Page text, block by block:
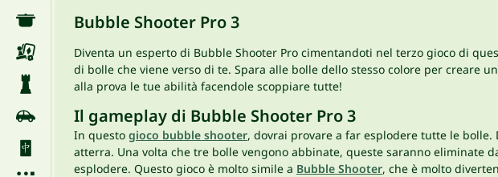
Bubble Shooter Pro 3
Diventa un esperto di Bubble Shooter Pro cimentandoti nel terzo gioco di
di bolle che viene verso di te. Spara alle bolle dello stesso colore per creare
alla prova le tue abilità facendole scoppiare tutte!
Il gameplay di Bubble Shooter Pro 3
In questo gioco bubble shooter, dovrai provare a far esplodere tutte le
atterra. Una volta che tre bolle vengono abbinate, queste saranno eliminate
esplodere. Questo gioco è molto simile a Bubble Shooter, che è molto